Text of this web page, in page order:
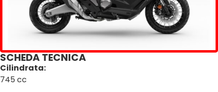
SCHEDA TECNICA
Cilindrata:
745 cc